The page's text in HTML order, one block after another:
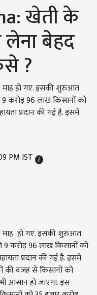
खेती के
बेहद
?
माह हो गए. इसकी शुरुआत
करोड़ 96 लाख किसानों को
प्रदान की गई है. इसमें
PM IST
माह हो गए. इसकी शुरुआत
करोड़ 96 लाख किसानों को
प्रदान की गई है. इसमें
की वजह से किसानों को
आसान हो जाएगा. इस